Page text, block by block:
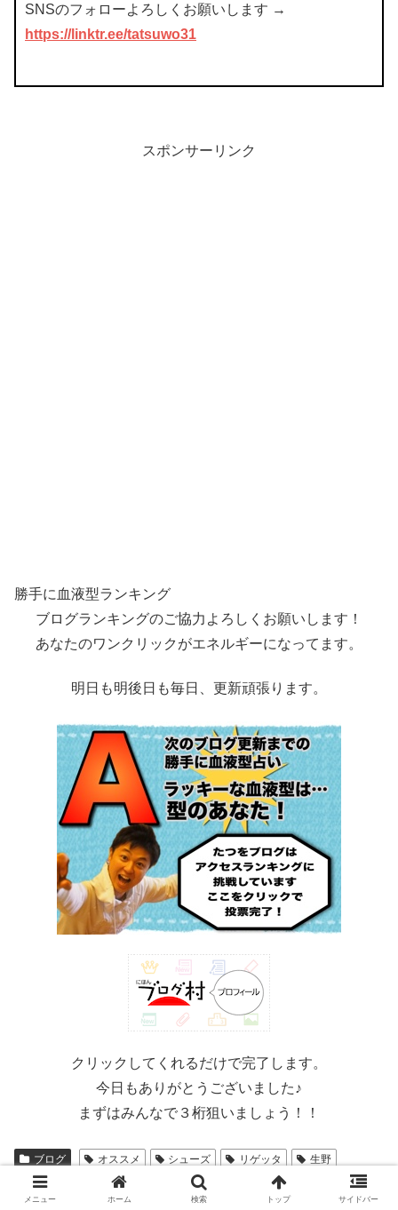
SNSのフォローよろしくお願いします →
https://linktr.ee/tatsuwo31
スポンサーリンク
勝手に血液型ランキング
ブログランキングのご協力よろしくお願いします！
あなたのワンクリックがエネルギーになってます。
明日も明後日も毎日、更新頑張ります。
クリックしてくれるだけで完了します。
今日もありがとうございました♪
まずはみんなで３桁狙いましょう！！
ブログ オススメ シューズ リゲッタ
生野
履きやすいサンダル
メニュー ホーム 検索 トップ サイドバー